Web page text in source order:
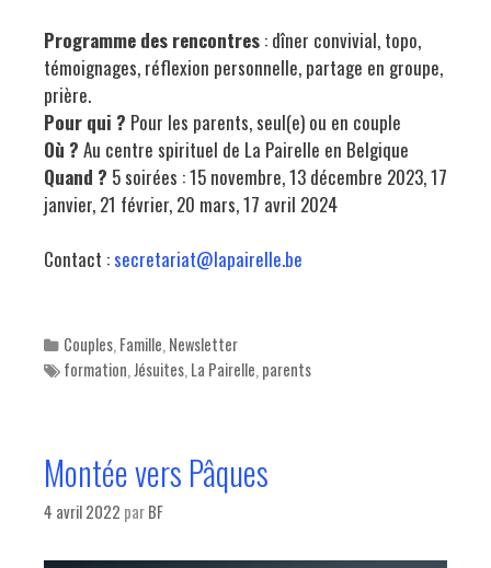
Programme des rencontres : dîner convivial, topo,
témoignages, réflexion personnelle, partage en groupe,
prière.
Pour qui ? Pour les parents, seul(e) ou en couple
Où ? Au centre spirituel de La Pairelle en Belgique
Quand ? 5 soirées : 15 novembre, 13 décembre 2023, 17
janvier, 21 février, 20 mars, 17 avril 2024
Contact :secretariat@lapairelle.be
Categories
Couples, Famille, Newsletter
Tags
formation, Jésuites, La Pairelle, parents
Montée vers Pâques
4 avril 2022 parBF